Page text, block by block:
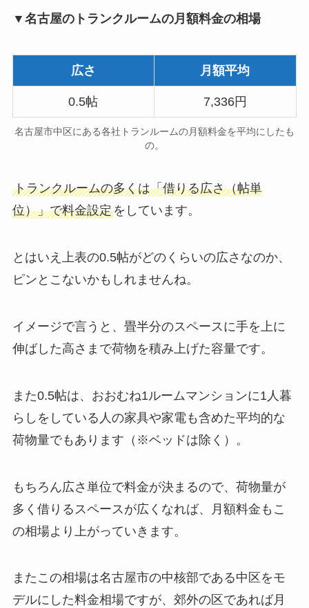
▼名古屋のトランクルームの月額料金の相場
広さ 月額平均
0.5帖 7,336円
名古屋市中区にある各社トランルームの月額料金を平均にしたも
の。
トランクルームの多くは「借りる広さ（帖単
位）」で料金設定をしています。
とはいえ上表の0.5帖がどのくらいの広さなのか、
ピンとこないかもしれませんね。
イメージで言うと、畳半分のスペースに手を上に
伸ばした高さまで荷物を積み上げた容量です。
また0.5帖は、おおむね1ルームマンションに1人暮
らしをしている人の家具や家電も含めた平均的な
荷物量でもあります（※ベッドは除く）。
もちろん広さ単位で料金が決まるので、荷物量が
多く借りるスペースが広くなれば、月額料金もこ
の相場より上がっていきます。
またこの相場は名古屋市の中核部である中区をモ
デルにした料金相場ですが、郊外の区であれば月